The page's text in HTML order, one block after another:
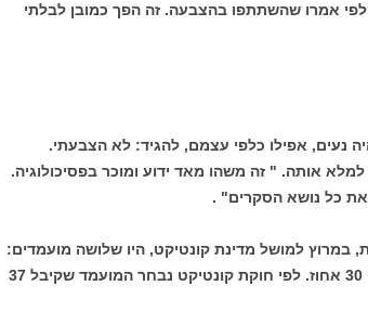
אמרו שהשתתפו בהצבעה. זה הפך כמובן לבלתי
נעים, אפילו כלפי עצמם, להגיד: לא הצבעתי.
אותה. " זה משהו מאד ידוע ומוכר בפסיכולוגיה.
את כל נושא הסקרים" .
במרוץ למושל מדינת קונטיקט, היו שלושה מועמדים:
האחד קיבל 37 אחוז, השני 33 אחוז, והשלישי 30 אחוז. לפי חוקת קונטיקט נבחר המועמד שקיבל 37